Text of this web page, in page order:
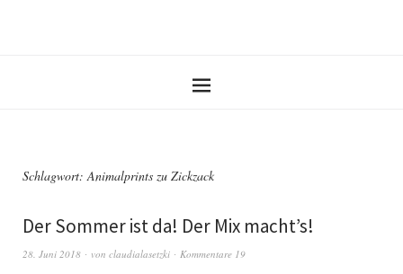
Schlagwort:Animalprints zu Zickzack
Der Sommer ist da! Der Mix macht’s!
28. Juni 2018 von claudialasetzki Kommentare 19